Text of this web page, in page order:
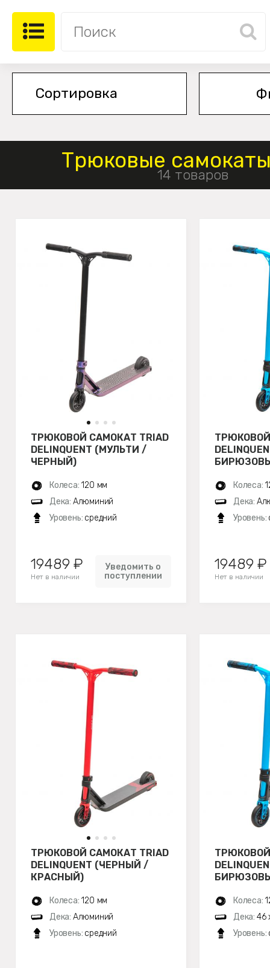
Трюковые
14 товаров
ТРЮКОВОЙ САМОКАТ TRIAD
DELINQUENT (МУЛЬТИ /
ЧЕРНЫЙ)
Колеса: 120 мм
Дека: Алюминий
Уровень: средний
19489 ₽
Нет в наличии
Уведомить о
поступлении
ТРЮКОВОЙ
Колеса:
Дека:
Уровень:
19489 ₽
Нет в наличии
ТРЮКОВОЙ САМОКАТ TRIAD
DELINQUENT (ЧЕРНЫЙ /
КРАСНЫЙ)
Колеса: 120 мм
Дека: Алюминий
Уровень: средний
ТРЮКОВОЙ
Колеса:
Дека: 46
Уровень: